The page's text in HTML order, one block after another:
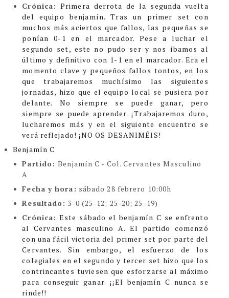
Crónica: Primera derrota de la segunda vuelta
del equipo benjamín. Tras un primer set con
muchos más aciertos que fallos, las pequeñas se
ponían 0-1 en el marcador. Pese a luchar el
segundo set, este no pudo ser y nos íbamos al
último y definitivo con 1-1 en el marcador. Era el
momento clave y pequeños fallos tontos, en los
que trabajaremos muchísimo las siguientes
jornadas, hizo que el equipo local se pusiera por
delante. No siempre se puede ganar, pero
siempre se puede aprender.¡Trabajaremos duro,
lucharemos más y en el siguiente encuentro se
verá reflejado! ¡NO OS DESANIMÉIS!
Benjamín C
Partido:Benjamín C - Col. Cervantes Masculino
A
Fecha y hora: sábado 28 febrero 10:00h
Resultado: 3-0 (25-12; 25-20; 25-19)
Crónica: Este sábado el benjamín C se enfrento
al Cervantes masculino A. El partido comenzó
con una fácil victoria del primer set por parte del
Cervantes. Sin embargo, el esfuerzo de los
colegiales en el segundo y tercer set hizo que los
contrincantes tuviesen que esforzarse al máximo
para conseguir ganar. ¡¡El benjamín C nunca se
rinde!!